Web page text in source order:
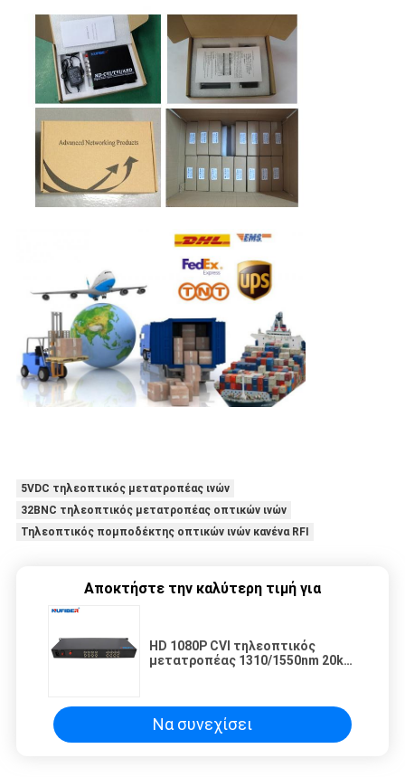
5VDC τηλεοπτικός μετατροπέας ινών
32BNC τηλεοπτικός μετατροπέας οπτικών ινών
Τηλεοπτικός πομποδέκτης οπτικών ινών κανένα RFI
Αποκτήστε την καλύτερη τιμή για
HD 1080P CVI τηλεοπτικός
μετατροπέας 1310/1550nm 20km
Να συνεχίσει